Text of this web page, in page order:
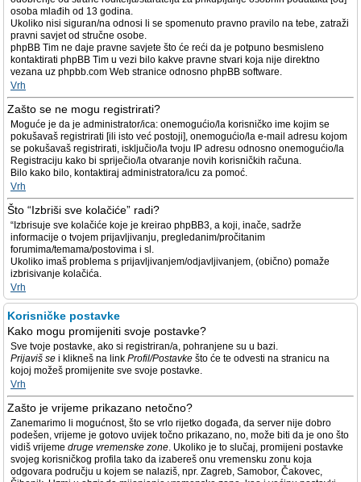
osoba mlađih od 13 godina.
Ukoliko nisi siguran/na odnosi li se spomenuto pravno pravilo na tebe, zatraži
pravni savjet od stručne osobe.
phpBB Tim ne daje pravne savjete što će reći da je potpuno besmisleno
kontaktirati phpBB Tim u vezi bilo kakve pravne stvari koja nije direktno
vezana uz phpbb.com Web stranice odnosno phpBB software.
Vrh
Zašto se ne mogu registrirati?
Moguće je da je administrator/ica: onemogućio/la korisničko ime kojim se
pokušavaš registrirati [ili isto već postoji], onemogućio/la e-mail adresu kojom
se pokušavaš registrirati, isključio/la tvoju IP adresu odnosno onemogućio/la
Registraciju kako bi spriječio/la otvaranje novih korisničkih računa.
Bilo kako bilo, kontaktiraj administratora/icu za pomoć.
Vrh
Što “Izbriši sve kolačiće” radi?
“Izbrisuje sve kolačiće koje je kreirao phpBB3, a koji, inače, sadrže
informacije o tvojem prijavljivanju, pregledanim/pročitanim
forumima/temama/postovima i sl.
Ukoliko imaš problema s prijavljivanjem/odjavljivanjem, (obično) pomaže
izbrisivanje kolačića.
Vrh
Korisničke postavke
Kako mogu promijeniti svoje postavke?
Sve tvoje postavke, ako si registriran/a, pohranjene su u bazi.
Prijaviš se i klikneš na link Profil/Postavke što će te odvesti na stranicu na
kojoj možeš promijenite sve svoje postavke.
Vrh
Zašto je vrijeme prikazano netočno?
Zanemarimo li mogućnost, što se vrlo rijetko događa, da server nije dobro
podešen, vrijeme je gotovo uvijek točno prikazano, no, može biti da je ono što
vidiš vrijeme druge vremenske zone. Ukoliko je to slučaj, promijeni postavke
svojeg korisničkog profila tako da izabereš onu vremensku zonu koja
odgovara području u kojem se nalaziš, npr. Zagreb, Samobor, Čakovec,